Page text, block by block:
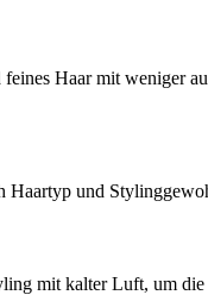
Haar mit weniger
Haartyp und
mit kalter Luft, um